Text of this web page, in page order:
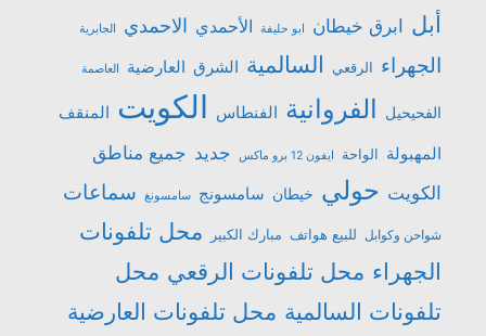
أبل ابرق خيطان ابو حليفة الأحمدي الاحمدي الجابرية
الجهراء الرقعي السالمية الشرق العارضية العاصمة
الفحيحيل الفروانية الفنطاس الكويت المنقف
المهبولة الواحة ايفون 12 برو ماكس جديد جميع مناطق
الكويت حولي خيطان سامسونج سامسونغ سماعات
شواحن وكوابل للبيع هواتف مبارك الكبير
محل تلفونات
الجهراء محل تلفونات الرقعي محل
تلفونات السالمية محل تلفونات العارضية